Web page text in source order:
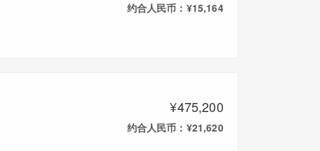
约合人民币：¥15,164
¥475,200
约合人民币：¥21,620